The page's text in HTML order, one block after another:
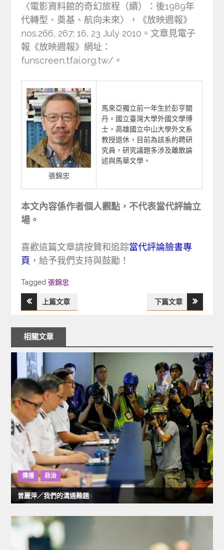
〈電影資料館的奇幻旅程（續）：後1989年
代轉型、奠基、航向未來〉，《放映週報》
nos.266, 267; 16, 23 July 2010。文章見電子
報《放映週報》網址：
funscreen.tfai.org.tw/。
張錦忠
馬來亞獨立前一年生於彭亨關
丹。國立臺灣大學外國文學博
士，高雄國立中山大學外文系
教授退休，目前為該系約聘研
究員，研究議題多涉及離散論
述與馬華文學。
本文內容係作者個人觀點，不代表當代評論立
場。
喜歡這篇文章請按贊和追踪當代評論臉書專
頁 ，給予我們支持與鼓勵！
Tagged
Tagged張錦忠
文
章
導
覽
上篇文章 下篇文章
相關文章
傳播 政治
曾麗萍／我們的溝通難題